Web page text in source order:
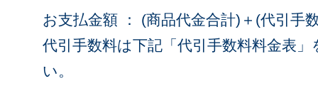
お支払金額 ： (商品代金合計)＋(代引手
代引手数料は下記「代引手数料料金表」
い。